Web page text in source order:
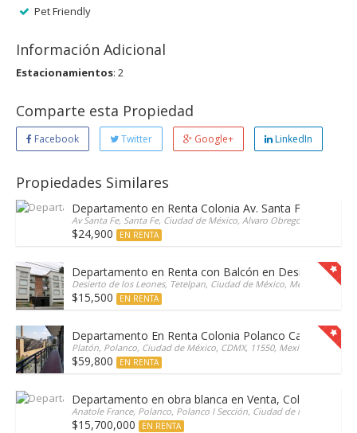
Pet Friendly
Información Adicional
Estacionamientos: 2
Comparte esta Propiedad
Facebook Twitter Google+ LinkedIn
Propiedades Similares
Departamento en Renta Colonia Av. Santa Fe, Magno
Av Santa Fe, Santa Fe, Ciudad de México, Alvaro Obregón, Mexico
$24,900 EN RENTA
Departamento en Renta con Balcón en Desierto de
Desierto de los Leones, Tetelpan, Ciudad de México, Mexico
$15,500 EN RENTA
Departamento En Renta Colonia Polanco Calle Platón
Platón, Polanco, Ciudad de México, CDMX, 11550, Mexico
$59,800 EN RENTA
Departamento en obra blanca en Venta, Colonia
Anatole France, Polanco, Polanco I Sección, Ciudad de México,
$15,700,000 EN RENTA